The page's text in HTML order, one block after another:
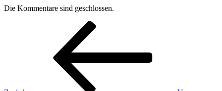
Die Kommentare sind geschlossen.
Beitragsnavigation